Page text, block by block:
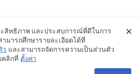
Genesis SampleonGenesis Framework
WordPress
สิทธิภาพ และประสบการณ์ที่ดีในการ
มารถศึกษารายละเอียดได้ที่
ว และสามารถจัดการความเป็นส่วนตัว
คลิกที่ ตั้งค่า